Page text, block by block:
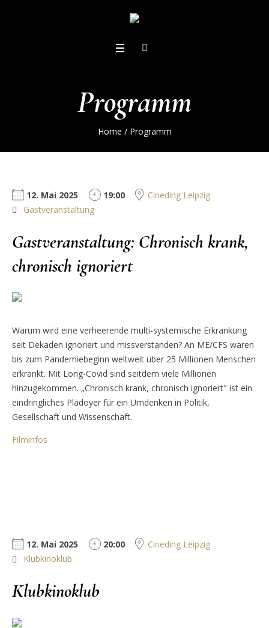
Programm
Home / Programm
12. Mai 2025 19:00
Cineding Leipzig
Gastveranstaltung
Gastveranstaltung: Chronisch krank,
chronisch ignoriert
Warum wird eine verheerende multi-systemische Erkrankung
seit Dekaden ignoriert und missverstanden? An ME/CFS waren
bis zum Pandemiebeginn weltweit über 25 Millionen Menschen
erkrankt. Mit Long-Covid sind seitdem viele Millionen
hinzugekommen. „Chronisch krank, chronisch ignoriert" ist ein
eindringliches Plädoyer für ein Umdenken in Politik,
Gesellschaft und Wissenschaft.
Filminfos
12. Mai 2025 20:00
Cineding Leipzig
Klubkinoklub
Klubkinoklub